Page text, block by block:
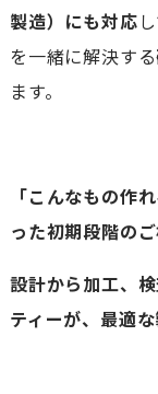
製造）にも対応
を一緒に解決する
ます。
「こんなもの作
った初期段階の
設計から加工、
ティーが、最適